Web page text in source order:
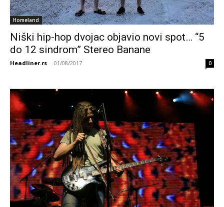
Homeland
Niški hip-hop dvojac objavio novi spot… “5
do 12 sindrom” Stereo Banane
Headliner.rs - 01/08/2017 0